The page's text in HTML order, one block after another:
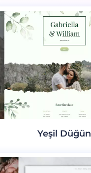
Yeşil Düğün